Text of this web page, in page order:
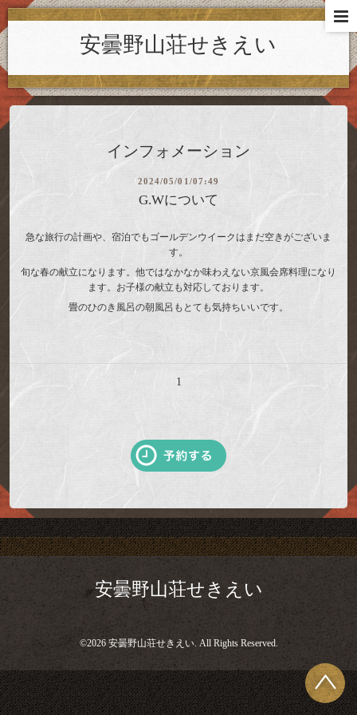
安曇野山荘せきえい
インフォメーション
2024/05/01/07:49
G.Wについて
急な旅行の計画や、宿泊でもゴールデンウイークはまだ空きがございま
す。
旬な春の献立になります。他ではなかなか味わえない京風会席料理になり
ます。お子様の献立も対応しております。
畳のひのき風呂の朝風呂もとても気持ちいいです。
1
安曇野山荘せきえい
©2026 安曇野山荘せきえい. All Rights Reserved.